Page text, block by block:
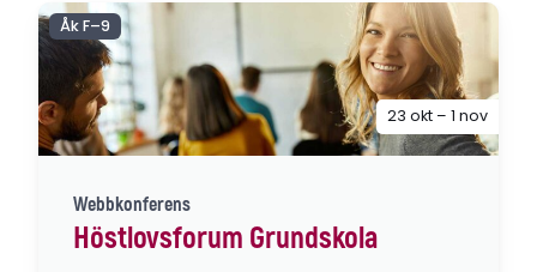
Webbkonferens
Höstlovsforum Grundskola
Åk F–9
23 okt – 1 nov